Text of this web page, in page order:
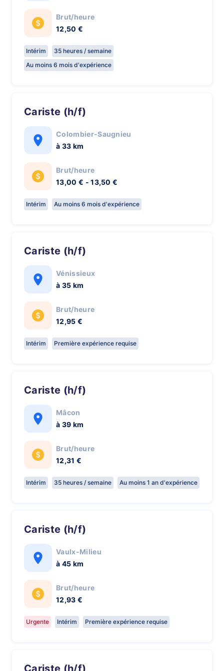
Brut/heure
12,50 €
Intérim
35 heures / semaine
Au moins 6 mois d'expérience
Cariste (h/f)
Colombier-Saugnieu
à 33 km
Brut/heure
13,00 € - 13,50 €
Intérim Au moins 6 mois d'expérience
Cariste (h/f)
Vénissieux
à 35 km
Brut/heure
12,95 €
Intérim Première expérience requise
Cariste (h/f)
Mâcon
à 39 km
Brut/heure
12,31 €
Intérim 35 heures / semaine Au moins 1 an d'expérience
Cariste (h/f)
Vaulx-Milieu
à 45 km
Brut/heure
12,93 €
Urgente Intérim Première expérience requise
Cariste (h/f)